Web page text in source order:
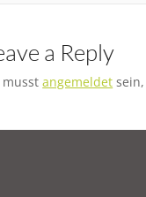
a Reply
musstangemeldet